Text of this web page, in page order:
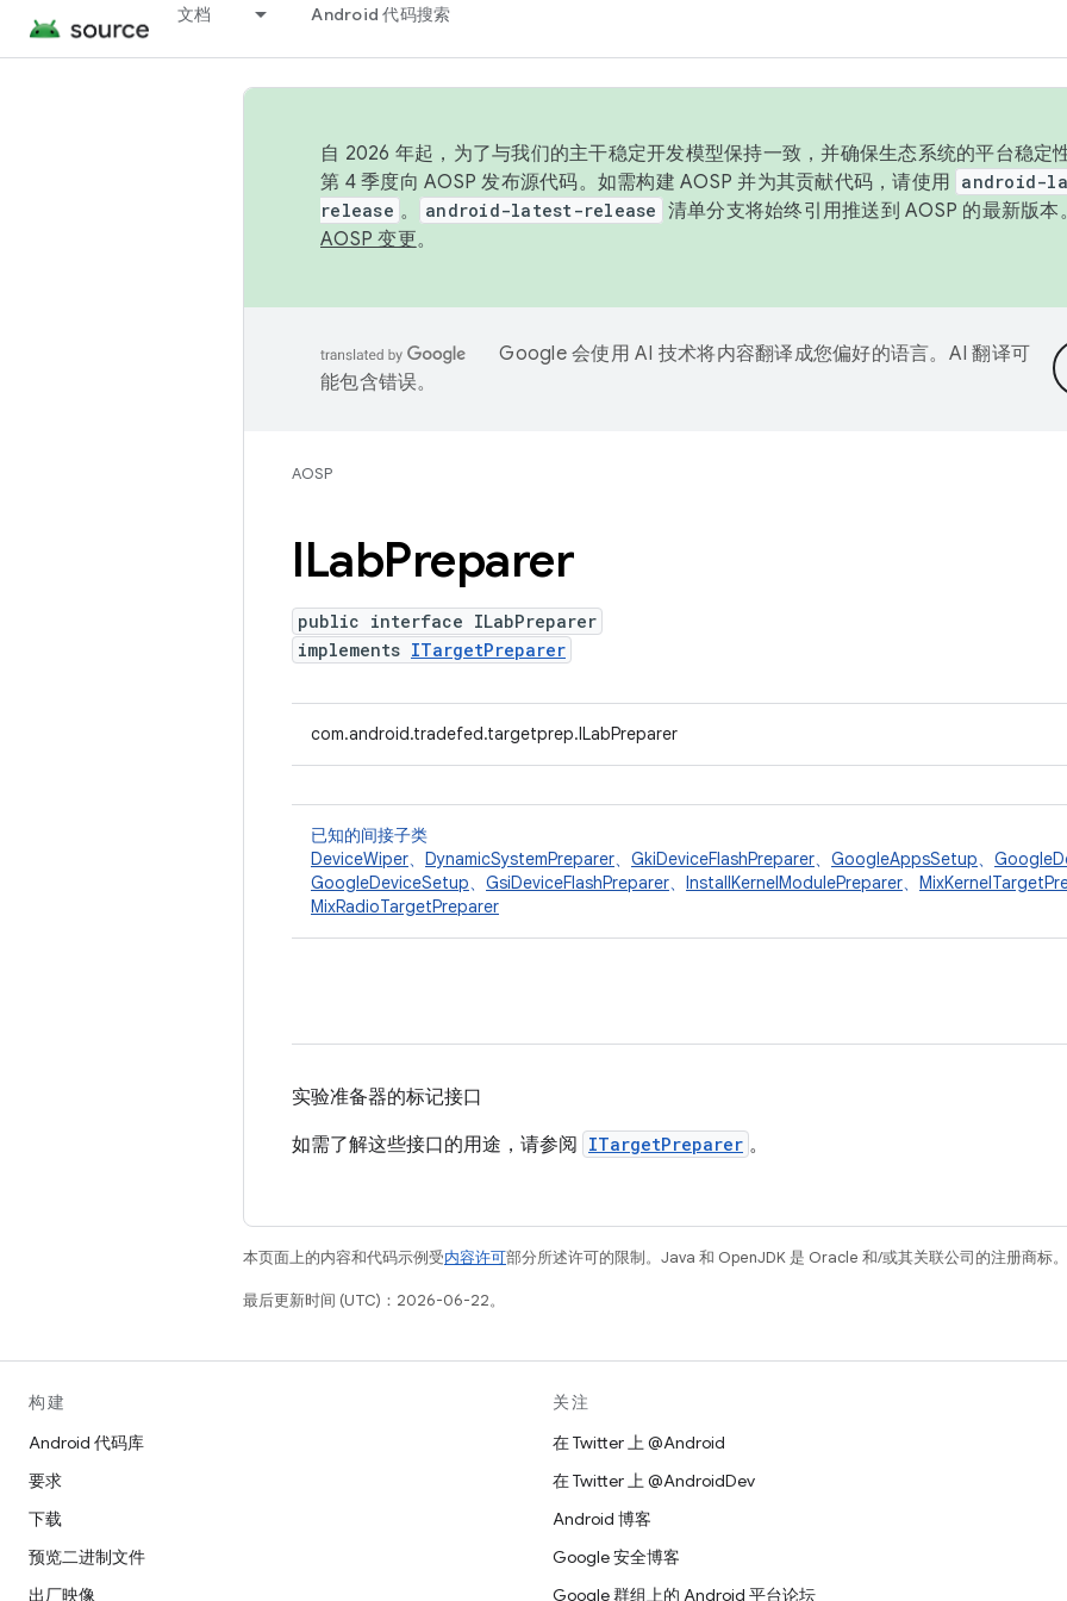
文档 Android 代码搜索
自 2026 年起，为了与我们的主干稳定开发模型保持一致，并确保生态系统的平台稳定
第 4 季度向 AOSP 发布源代码。如需构建 AOSP 并为其贡献代码，请使用 android-
release 。 android-latest-release 清单分支将始终引用推送到 AOSP 的最新版
AOSP 变更。
Google 会使用 AI 技术将内容翻译成您偏好的语言。AI 翻译可
能包含错误。
AOSP
ILabPreparer
public interface ILabPreparer
implements ITargetPreparer
com.android.tradefed.targetprep.ILabPreparer
已知的间接子类
DeviceWiper、 DynamicSystemPreparer、 GkiDeviceFlashPreparer、 GoogleAppsSetup、
GoogleDeviceSetup、 GsiDeviceFlashPreparer、 InstallKernelModulePreparer、
MixRadioTargetPreparer
实验准备器的标记接口
如需了解这些接口的用途，请参阅
ITargetPreparer 。
本页面上的内容和代码示例受内容许可部分所述许可的限制。Java 和 OpenJDK 是 Oracle 和/或其关联公司的注册商标。
最后更新时间 (UTC)：2026-06-22。
构建
Android 代码库
要求
下载
预览二进制文件
出厂映像
关注
在 Twitter 上 @Android
在 Twitter 上 @AndroidDev
Android 博客
Google 安全博客
Google 群组上的 Android 平台论坛